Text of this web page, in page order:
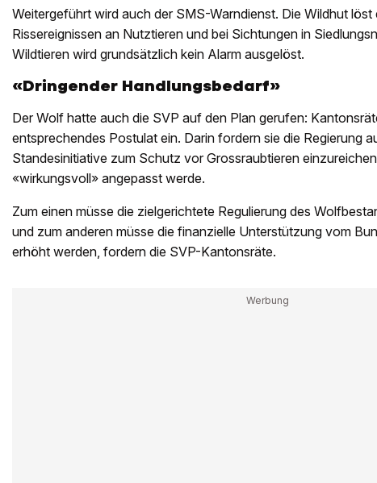
Weitergeführt wird auch der SMS-Warndienst. Die Wildhut löst
Rissereignissen an Nutztieren und bei Sichtungen in
Wildtieren wird grundsätzlich kein Alarm ausgelöst.
«Dringender Handlungsbedarf»
Der Wolf hatte auch die SVP auf den Plan gerufen:
entsprechendes Postulat ein. Darin fordern sie die Regierung
Standesinitiative zum Schutz vor Grossraubtieren
«wirkungsvoll» angepasst werde.
Zum einen müsse die zielgerichtete Regulierung des
und zum anderen müsse die finanzielle Unterstützung vom
erhöht werden, fordern die SVP-Kantonsräte.